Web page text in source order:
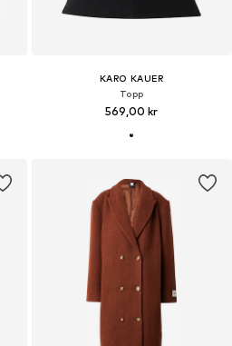
KARO KAUER
Topp
569,00 kr